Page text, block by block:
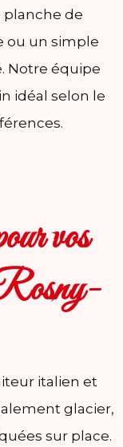
de
ou un simple
Notre équipe
idéal selon le
vos
Rosny-
italien et
glacier,
sur place.